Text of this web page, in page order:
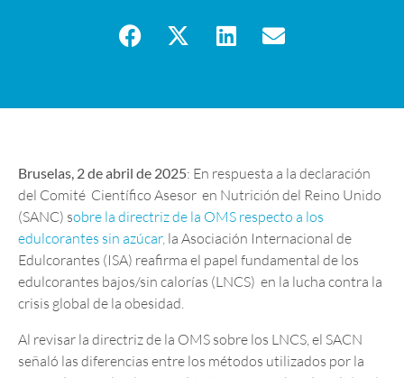
Bruselas, 2 de abril de 2025: En respuesta a la declaración
del Comité Científico Asesor en Nutrición del Reino Unido
(SANC) sobre la directriz de la OMS respecto a los
edulcorantes sin azúcar, la Asociación Internacional de
Edulcorantes (ISA) reafirma el papel fundamental de los
edulcorantes bajos/sin calorías (LNCS) en la lucha contra la
crisis global de la obesidad.
Al revisar la directriz de la OMS sobre los LNCS, el SACN
señaló las diferencias entre los métodos utilizados por la